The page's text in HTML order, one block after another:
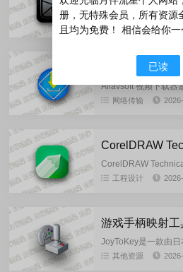
Irix HDR 是一款主
软件，特别适合摄影
松实现专业级的照片
媒体编辑
Allavsoft 视频下载器
换工具，可以帮助用
网络传输
CorelDRAW
v27.1.0.129_Wzzok
工程设计
JoyToKey是一款由
工具，能将游戏控制
其他资源
册，无特殊会员，所有资源
且均为免费！ 相信会给你一
已读